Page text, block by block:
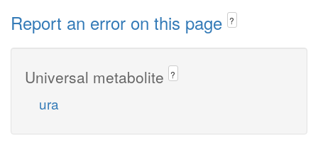
Report an error on this page ?
Universal metabolite ?
ura